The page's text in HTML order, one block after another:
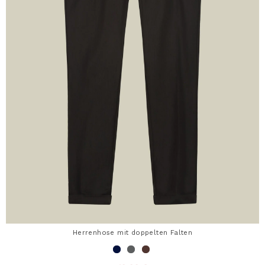
Herrenhose mit doppelten Falten